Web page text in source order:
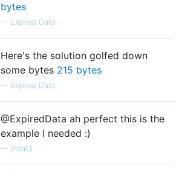
bytes
— Expired Data
Here's the solution golfed down
some bytes 215 bytes
— Expired Data
@ExpiredData ah perfect this is the
example I needed :)
— Innat3